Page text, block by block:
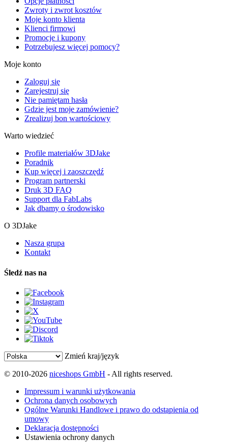
Zwroty i zwrot kosztów
Moje konto klienta
Klienci firmowi
Promocje i kupony
Potrzebujesz więcej pomocy?
Moje konto
Zaloguj się
Zarejestruj się
Nie pamiętam hasła
Gdzie jest moje zamówienie?
Zrealizuj bon wartościowy
Warto wiedzieć
Profile materiałów 3DJake
Poradnik
Kup więcej i zaoszczędź
Program partnerski
Druk 3D FAQ
Support dla FabLabs
Jak dbamy o środowisko
O 3DJake
Nasza grupa
Kontakt
Śledź nas na
Zmień kraj/język
© 2010-2026 niceshops GmbH - All rights reserved.
Impressum i warunki użytkowania
Ochrona danych osobowych
Ogólne Warunki Handlowe i prawo do odstąpienia od
umowy
Deklaracja dostępności
Ustawienia ochrony danych